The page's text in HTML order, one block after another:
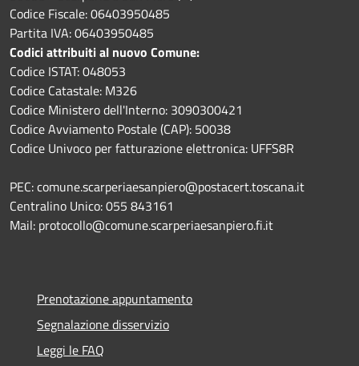
Codice Fiscale: 06403950485
Partita IVA: 06403950485
Codici attribuiti al nuovo Comune:
Codice ISTAT: 048053
Codice Catastale: M326
Codice Ministero dell'Interno: 3090300421
Codice Avviamento Postale (CAP): 50038
Codice Univoco per fatturazione elettronica: UFFS8R
PEC: comune.scarperiaesanpiero@postacert.toscana.it
Centralino Unico: 055 843161
Mail: protocollo@comune.scarperiaesanpiero.fi.it
Prenotazione appuntamento
Segnalazione disservizio
Leggi le FAQ